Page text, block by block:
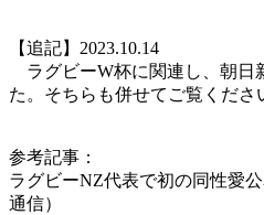
【追記】2023.10.14
ラグビーW杯に関連し、朝日
た。そちらも併せてご覧くださ
参考記事：
ラグビーNZ代表で初の同性愛
通信）